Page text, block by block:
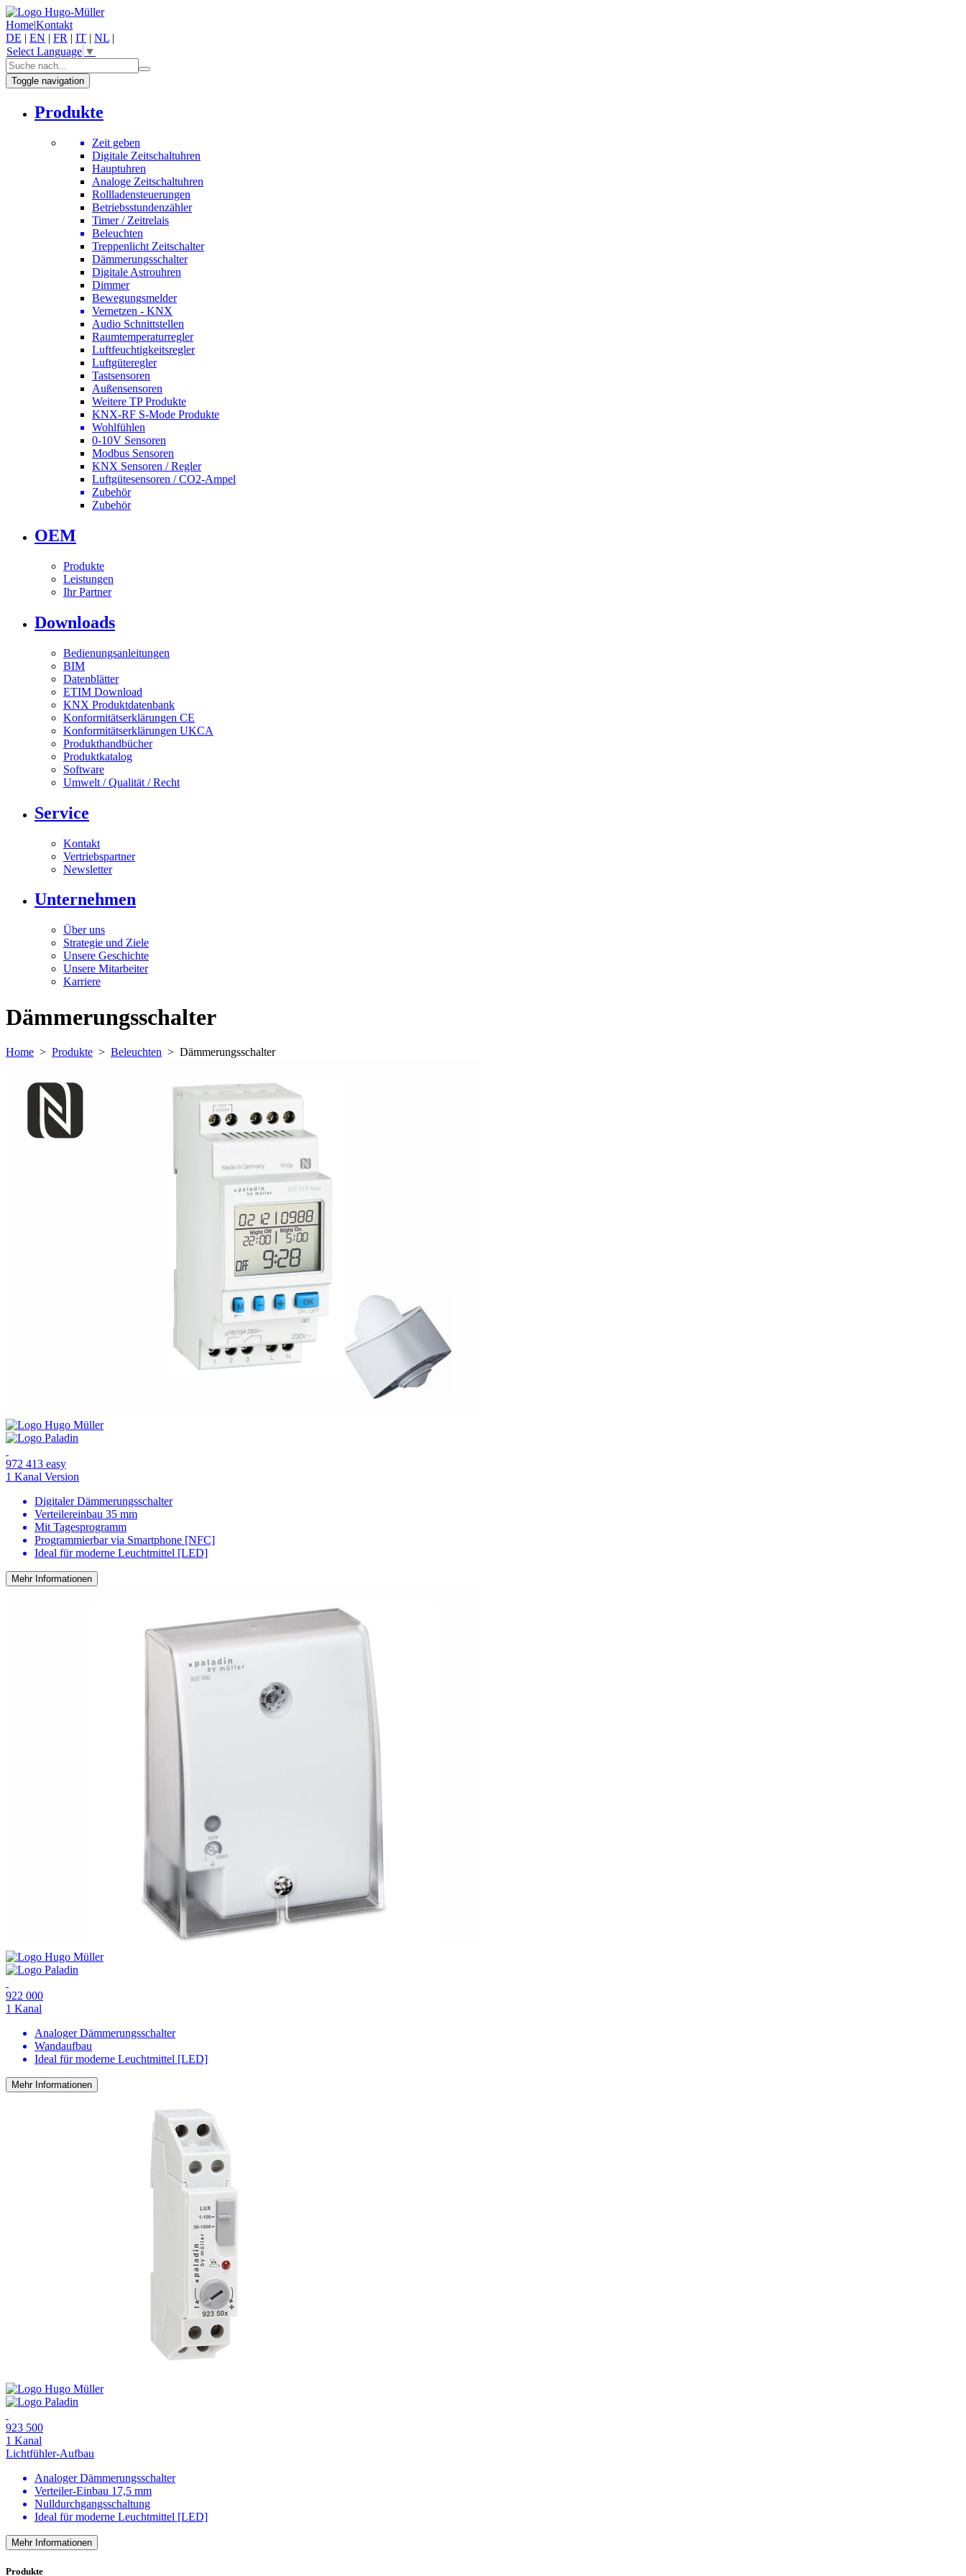
Home|Kontakt
DE | EN | FR | IT | NL |
Select Language ▼
Toggle navigation
Produkte
Zeit geben
Digitale Zeitschaltuhren
Hauptuhren
Analoge Zeitschaltuhren
Rollladensteuerungen
Betriebsstundenzähler
Timer / Zeitrelais
Beleuchten
Treppenlicht Zeitschalter
Dämmerungsschalter
Digitale Astrouhren
Dimmer
Bewegungsmelder
Vernetzen - KNX
Audio Schnittstellen
Raumtemperaturregler
Luftfeuchtigkeitsregler
Luftgüteregler
Tastsensoren
Außensensoren
Weitere TP Produkte
KNX-RF S-Mode Produkte
Wohlfühlen
0-10V Sensoren
Modbus Sensoren
KNX Sensoren / Regler
Luftgütesensoren / CO2-Ampel
Zubehör
Zubehör
OEM
Produkte
Leistungen
Ihr Partner
Downloads
Bedienungsanleitungen
BIM
Datenblätter
ETIM Download
KNX Produktdatenbank
Konformitätserklärungen CE
Konformitätserklärungen UKCA
Produkthandbücher
Produktkatalog
Software
Umwelt / Qualität / Recht
Service
Kontakt
Vertriebspartner
Newsletter
Unternehmen
Über uns
Strategie und Ziele
Unsere Geschichte
Unsere Mitarbeiter
Karriere
Dämmerungsschalter
Home > Produkte > Beleuchten > Dämmerungsschalter
972 413 easy
1 Kanal Version
Digitaler Dämmerungsschalter
Verteilereinbau 35 mm
Mit Tagesprogramm
Programmierbar via Smartphone [NFC]
Ideal für moderne Leuchtmittel [LED]
Mehr Informationen
922 000
1 Kanal
Analoger Dämmerungsschalter
Wandaufbau
Ideal für moderne Leuchtmittel [LED]
Mehr Informationen
923 500
1 Kanal
Lichtfühler-Aufbau
Analoger Dämmerungsschalter
Verteiler-Einbau 17,5 mm
Nulldurchgangsschaltung
Ideal für moderne Leuchtmittel [LED]
Mehr Informationen
Produkte